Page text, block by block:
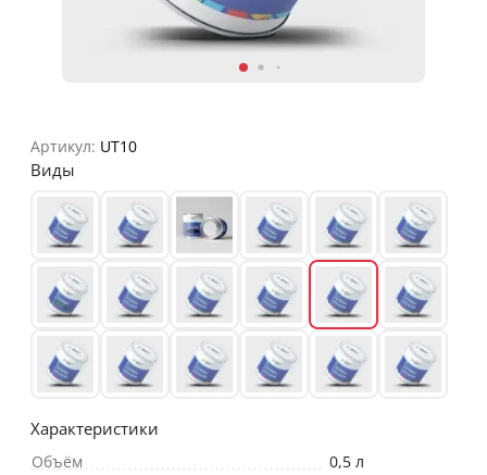
Артикул: UT10
Виды
Характеристики
Объём 0,5 л